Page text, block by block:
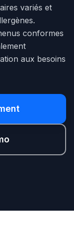
variés et
conformes
aux besoins